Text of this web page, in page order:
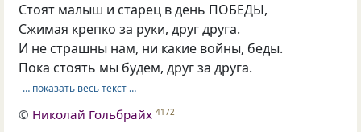
Стоят малыш и старец в день ПОБЕДЫ,
Сжимая крепко за руки, друг друга.
И не страшны нам, ни какие войны, беды.
Пока стоять мы будем, друг за друга.
… показать весь текст …
© Николай Гольбрайх 4172